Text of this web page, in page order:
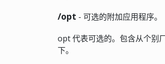
/opt - 可选的附加应用程序。
opt 代表可选的。包含从个别
下。